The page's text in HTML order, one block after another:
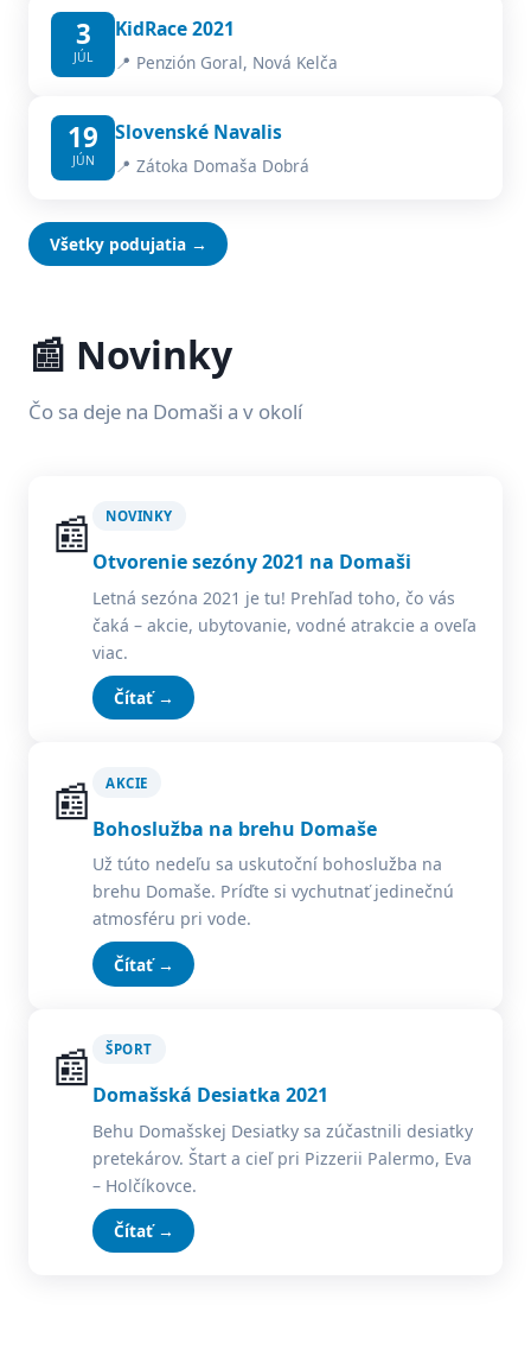
3
JÚL
KidRace 2021
📍 Penzión Goral, Nová Kelča
19
JÚN
Slovenské Navalis
📍 Zátoka Domaša Dobrá
Všetky podujatia →
📰 Novinky
Čo sa deje na Domaši a v okolí
📰 NOVINKY
Otvorenie sezóny 2021 na Domaši
Letná sezóna 2021 je tu! Prehľad toho, čo vás
čaká – akcie, ubytovanie, vodné atrakcie a oveľa
viac.
Čítať →
📰 AKCIE
Bohoslužba na brehu Domaše
Už túto nedeľu sa uskutoční bohoslužba na
brehu Domaše. Príďte si vychutnať jedinečnú
atmosféru pri vode.
Čítať →
📰 ŠPORT
Domašská Desiatka 2021
Behu Domašskej Desiatky sa zúčastnili desiatky
pretekárov. Štart a cieľ pri Pizzerii Palermo, Eva
– Holčíkovce.
Čítať →